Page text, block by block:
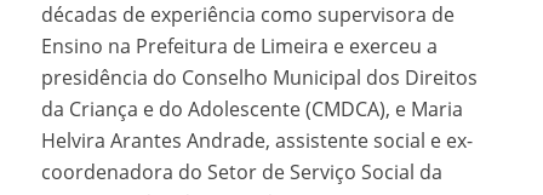
décadas de experiência como supervisora de
Ensino na Prefeitura de Limeira e exerceu a
presidência do Conselho Municipal dos Direitos
da Criança e do Adolescente (CMDCA), e Maria
Helvira Arantes Andrade, assistente social e ex-
coordenadora do Setor de Serviço Social da